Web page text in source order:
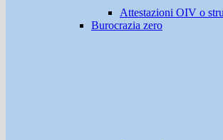
Attestazioni OIV o
Burocrazia zero